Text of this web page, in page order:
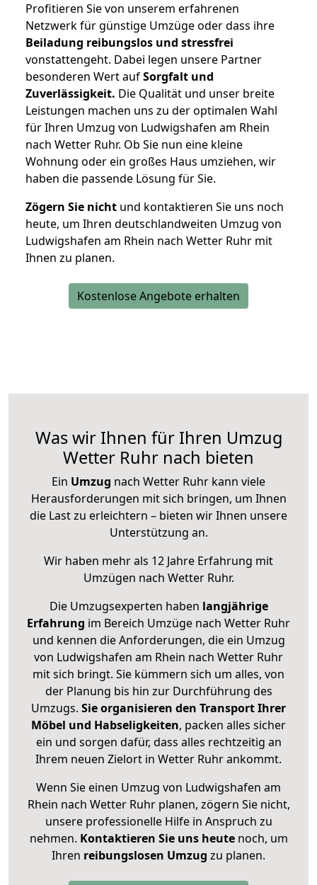
Profitieren Sie von unserem erfahrenen
Netzwerk für günstige Umzüge oder dass ihre
Beiladung reibungslos und stressfrei
vonstattengeht. Dabei legen unsere Partner
besonderen Wert aufSorgfalt und
Zuverlässigkeit. Die Qualität und unser breite
Leistungen machen uns zu der optimalen Wahl
für Ihren Umzug von Ludwigshafen am Rhein
nach Wetter Ruhr. Ob Sie nun eine kleine
Wohnung oder ein großes Haus umziehen, wir
haben die passende Lösung für Sie.
Zögern Sie nicht und kontaktieren Sie uns noch
heute, um Ihren deutschlandweiten Umzug von
Ludwigshafen am Rhein nach Wetter Ruhr mit
Ihnen zu planen.
Kostenlose Angebote erhalten
Was wir Ihnen für Ihren Umzug
Wetter Ruhr nach bieten
Ein Umzug nach Wetter Ruhr kann viele
Herausforderungen mit sich bringen, um Ihnen
die Last zu erleichtern – bieten wir Ihnen unsere
Unterstützung an.
Wir haben mehr als 12 Jahre Erfahrung mit
Umzügen nach Wetter Ruhr.
Die Umzugsexperten haben langjährige
Erfahrung im Bereich Umzüge nach Wetter Ruhr
und kennen die Anforderungen, die ein Umzug
von Ludwigshafen am Rhein nach Wetter Ruhr
mit sich bringt. Sie kümmern sich um alles, von
der Planung bis hin zur Durchführung des
Umzugs. Sie organisieren den Transport Ihrer
Möbel und Habseligkeiten, packen alles sicher
ein und sorgen dafür, dass alles rechtzeitig an
Ihrem neuen Zielort in Wetter Ruhr ankommt.
Wenn Sie einen Umzug von Ludwigshafen am
Rhein nach Wetter Ruhr planen, zögern Sie nicht,
unsere professionelle Hilfe in Anspruch zu
nehmen. Kontaktieren Sie uns heutenoch, um
Ihren reibungslosen Umzug zu planen.